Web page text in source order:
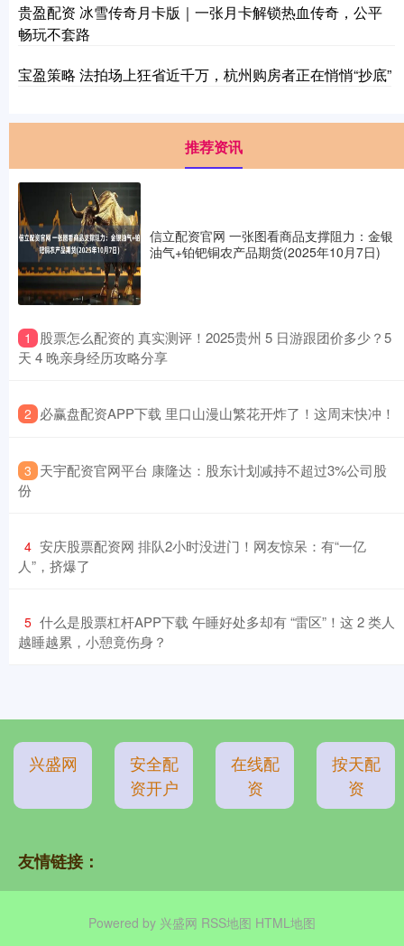
贵盈配资 冰雪传奇月卡版｜一张月卡解锁热血传奇，公平
畅玩不套路
宝盈策略 法拍场上狂省近千万，杭州购房者正在悄悄“抄底”
推荐资讯
信立配资官网 一张图看商品支撑阻力：金银
油气+铂钯铜农产品期货(2025年10月7日)
1
​股票怎么配资的 真实测评！2025贵州 5 日游跟团价多少？5
天 4 晚亲身经历攻略分享
2 ​必赢盘配资APP下载 里口山漫山繁花开炸了！这周末快冲！
3 ​天宇配资官网平台 康隆达：股东计划减持不超过3%公司股
份
4 ​安庆股票配资网 排队2小时没进门！网友惊呆：有“一亿
人”，挤爆了
5 ​什么是股票杠杆APP下载 午睡好处多却有 “雷区”！这 2 类人
越睡越累，小憩竟伤身？
兴盛网
安全配
资开户
在线配
资
按天配
资
友情链接：
Powered by 兴盛网 RSS地图 HTML地图